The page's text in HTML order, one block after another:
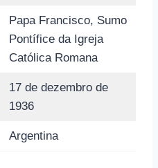
Papa Francisco, Sumo
Pontífice da Igreja
Católica Romana
17 de dezembro de
1936
Argentina